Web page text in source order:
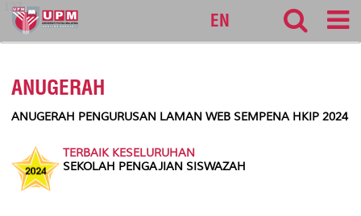
127
EN
ANUGERAH
ANUGERAH PENGURUSAN LAMAN WEB SEMPENA HKIP 2024
TERBAIK KESELURUHAN
SEKOLAH PENGAJIAN SISWAZAH